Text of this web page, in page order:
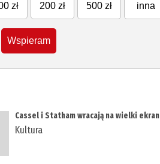
zł 200 zł 500 zł inna
Wspieram
Cassel i Statham wracają na wielki ekran
Kultura